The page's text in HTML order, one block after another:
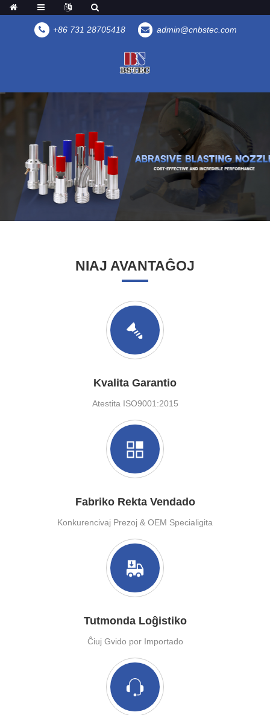
+86 731 28705418 admin@cnbstec.com
NIAJ AVANTAĜOJ
Kvalita Garantio
Atestita ISO9001:2015
Fabriko Rekta Vendado
Konkurencivaj Prezoj & OEM Specialigita
Tutmonda Loĝistiko
Ĉiuj Gvido por Importado